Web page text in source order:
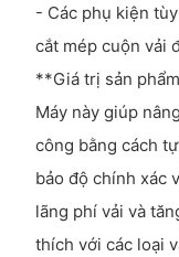
- Các phụ kiện
cắt mép cuộn vải
**Giá trị sản
Máy này giúp
công bằng cách
bảo độ chính xác
lãng phí vải và
thích với các loại